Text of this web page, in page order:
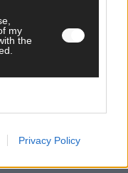
my
the
Privacy Policy
Kommentare via E-
via E-Mail.